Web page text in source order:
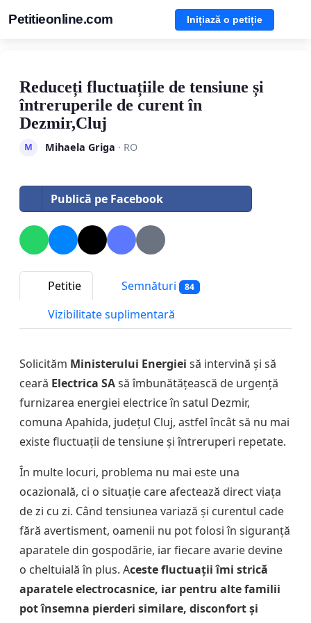
Petitieonline.com Inițiază o petiție
Reduceți fluctuațiile de tensiune și
întreruperile de curent în
Dezmir,Cluj
M Mihaela Griga · RO
Publică pe Facebook
Petitie Semnături 84
Vizibilitate suplimentară
Solicităm Ministerului Energiei să intervină și să
ceară Electrica SAsă îmbunătățească de urgență
furnizarea energiei electrice în satul Dezmir,
comuna Apahida, județul Cluj, astfel încât să nu mai
existe fluctuații de tensiune și întreruperi repetate.
În multe locuri, problema nu mai este una
ocazională, ci o situație care afectează direct viața
de zi cu zi. Când tensiunea variază și curentul cade
fără avertisment, oamenii nu pot folosi în siguranță
aparatele din gospodărie, iar fiecare avarie devine
o cheltuială în plus. Aceste fluctuații îmi strică
aparatele electrocasnice, iar pentru alte familii
pot însemna pierderi similare, disconfort și